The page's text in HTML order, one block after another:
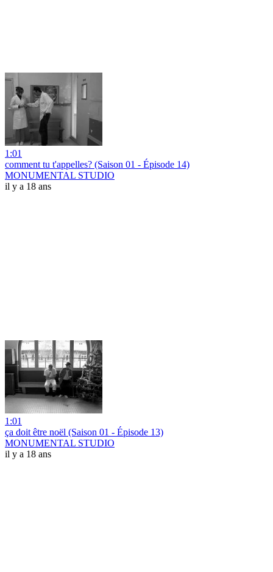
1:01
comment tu t'appelles? (Saison 01 - Épisode 14)
MONUMENTAL STUDIO
il y a 18 ans
1:01
ça doit être noël (Saison 01 - Épisode 13)
MONUMENTAL STUDIO
il y a 18 ans